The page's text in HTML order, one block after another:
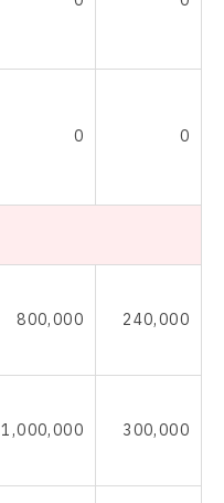
0 0
800,000 240,000
1,000,000 300,000